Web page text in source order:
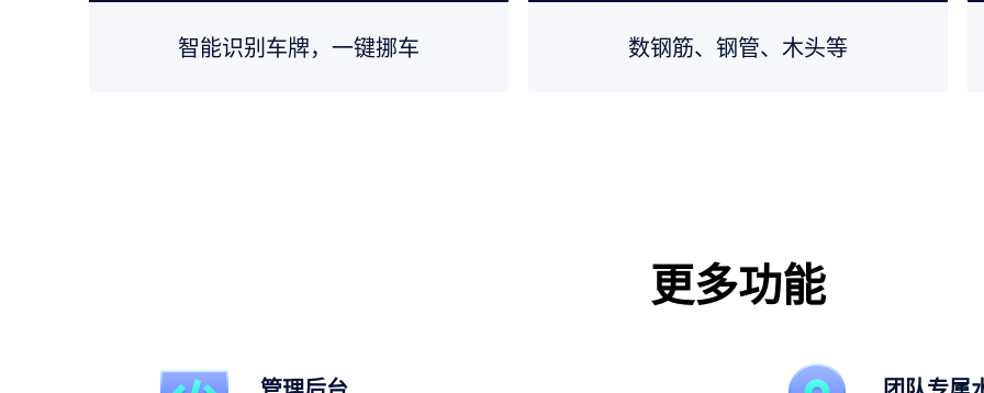
智能识别车牌，一键挪车 数钢筋、钢管、木头等
更多功能